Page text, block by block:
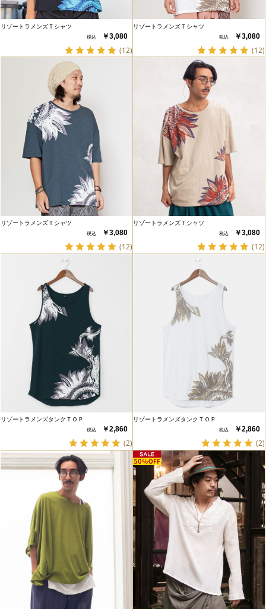
リゾートラメンズＴシャツ
￥3,080
(12)
リゾートラメンズＴシャツ
￥3,080
(12)
リゾートラメンズＴシャツ
￥3,080
(12)
リゾートラメンズＴシャツ
￥3,080
(12)
リゾートラメンズタンクＴＯＰ
￥2,860
(2)
リゾートラメンズタンクＴＯＰ
￥2,860
(2)